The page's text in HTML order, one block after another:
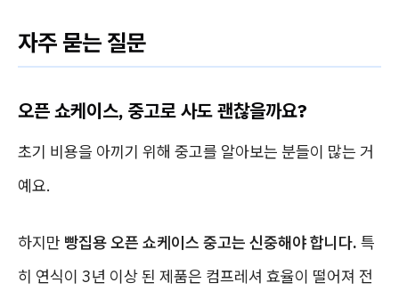
자주 묻는 질문
오픈 쇼케이스, 중고로 사도 괜찮을까요?
초기 비용을 아끼기 위해 중고를 알아보는 분들이 많는 거
예요.
하지만 빵집용 오픈 쇼케이스 중고는 신중해야 합니다. 특
히 연식이 3년 이상 된 제품은 컴프레셔 효율이 떨어져 전